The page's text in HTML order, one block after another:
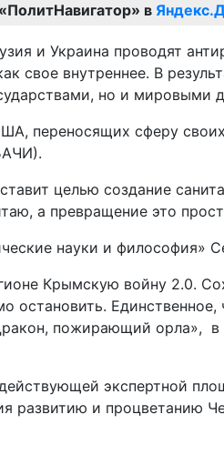
в
и Украина проводят
свое внутреннее. В
но и мировыми
переносящих сферу
целью создание
а превращение это
науки и философия»
Крымскую войну 2.0.
остановить.
пожирающий орла»,
экспертной
развитию и процветанию